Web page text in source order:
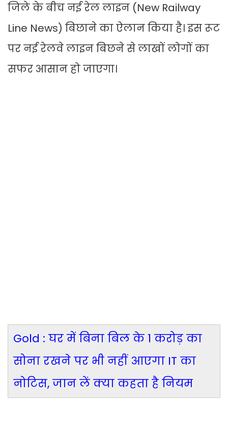
जिले के बीच नई रेल लाइन (New Railway
Line News) बिछाने का ऐलान किया है। इस रूट
पर नई रेलवे लाइन बिछने से लाखों लोगों का
सफर आसान हो जाएगा।
Gold : घर में बिना बिल के 1 करोड़ का
सोना रखने पर भी नहीं आएगा IT का
नोटिस, जान लें क्या कहता है नियम